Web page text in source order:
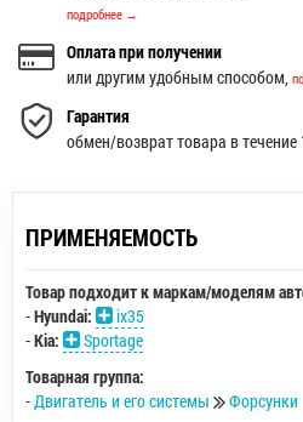
подробнее →
Оплата при получении
или другим удобным способом,
Гарантия
обмен/возврат товара в течение
ПРИМЕНЯЕМОСТЬ
Товар подходит к маркам/моделям
-Hyundai:
ix35
-Kia:
Sportage
Товарная группа:
- Двигатель и его системы Форсунки